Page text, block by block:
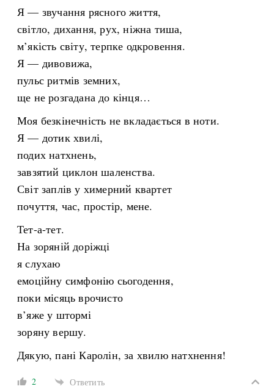
Я — звучання рясного життя,
світло, дихання, рух, ніжна тиша,
м’якість світу, терпке одкровення.
Я — дивовижа,
пульс ритмів земних,
ще не розгадана до кінця…
Моя безкінечність не вкладається в ноти.
Я — дотик хвилі,
подих натхнень,
завзятий циклон шаленства.
Світ заплів у химерний квартет
почуття, час, простір, мене.
Тет-а-тет.
На зоряній доріжці
я слухаю
емоційну симфонію сьогодення,
поки місяць врочисто
в’яже у штормі
зоряну вершу.
Дякую, пані Каролін, за хвилю натхнення!
2 Ответить